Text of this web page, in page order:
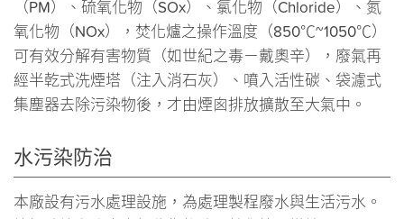
（PM）、硫氧化物（SOx）、氯化物（Chloride）、氮
氧化物（NOx），焚化爐之操作溫度（850℃~1050℃）
可有效分解有害物質（如世紀之毒－戴奧辛），廢氣再
經半乾式洗煙塔（注入消石灰）、噴入活性碳、袋濾式
集塵器去除污染物後，才由煙囪排放擴散至大氣中。
水污染防治
本廠設有污水處理設施，為處理製程廢水與生活污水。